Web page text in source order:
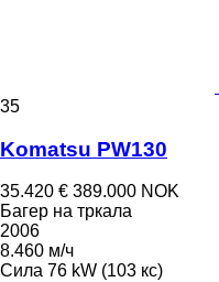
35
Komatsu PW130
35.420 € 389.000 NOK
Багер на тркала
2006
8.460 м/ч
Сила 76 kW (103 кс)